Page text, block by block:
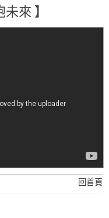
來 】
回首頁